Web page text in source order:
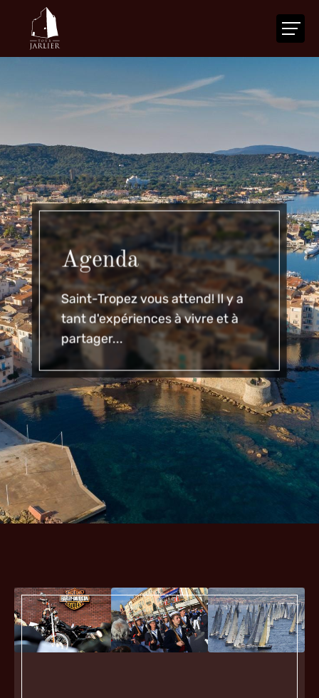
ACTUALITÉS AGENDA CONTACT
FR |
LA TOUR
NOS SERVICES
Agenda
Saint-Tropez vous attend! Il y a
tant d'expériences à vivre et à
partager...